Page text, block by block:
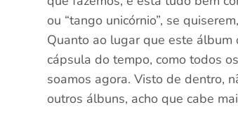
ou “tango unicórnio”, se
Quanto ao lugar que este álbum
cápsula do tempo, como todos
soamos agora. Visto de dentro,
outros álbuns, acho que cabe